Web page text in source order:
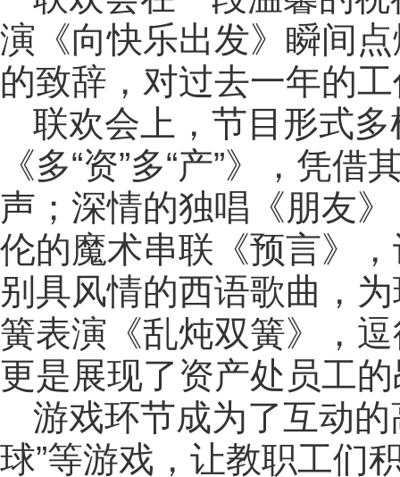
演《向快乐出发》瞬间
的致辞，对过去一年的
联欢会上，节目形式
《多“资”多“产”》，凭
声；深情的独唱《朋友
伦的魔术串联《预言》
别具风情的西语歌曲，
簧表演《乱炖双簧》，
更是展现了资产处员工
游戏环节成为了互动的
球”等游戏，让教职工们